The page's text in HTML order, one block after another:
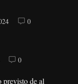
0
0
previsto de al